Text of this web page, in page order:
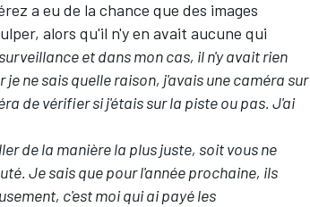
a eu de la chance que des images
alors qu'il n'y en avait aucune qui
et dans mon cas, il n'y avait rien
ne sais quelle raison, j'avais une caméra sur
de vérifier si j'étais sur la piste ou pas. J'ai
de la manière la plus juste, soit vous ne
Je sais que pour l'année prochaine, ils
c'est moi qui ai payé les